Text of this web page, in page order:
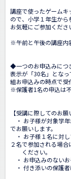
講座で使ったゲーム
ので、小学１年生から
お気軽にご参加くださ
※午前と午後の講座内
◆一つのお申込みにつ
表示が「30名」とな
組お申込みの時点で受
※保護者1名の申込は不
【受講に際してのお願
・ お子様が対象学
でお願いします。
・ お子様１名に対
２名で参加される場
ください。
・ お申込みのないお
・ 付き添いの保護者